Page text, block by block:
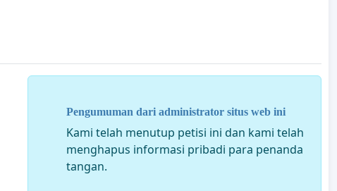
Pengumuman dari administrator situs web ini
Kami telah menutup petisi ini dan kami telah
menghapus informasi pribadi para penanda
tangan.